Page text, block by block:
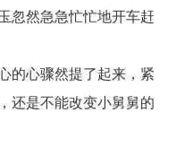
忽然急急忙忙地开车赶
的心骤然提了起来，紧
还是不能改变小舅舅的